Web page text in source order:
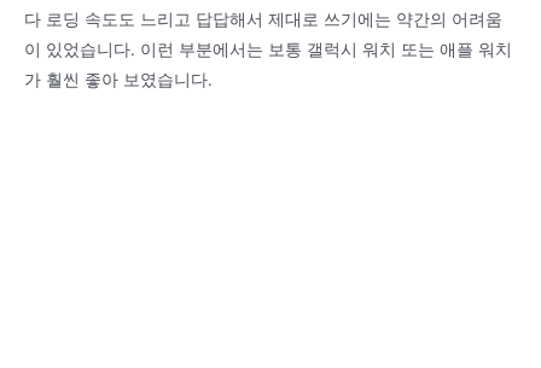
다 로딩 속도도 느리고 답답해서 제대로 쓰기에는 약간의 어려움
이 있었습니다. 이런 부분에서는 보통 갤럭시 워치 또는 애플 워치
가 훨씬 좋아 보였습니다.